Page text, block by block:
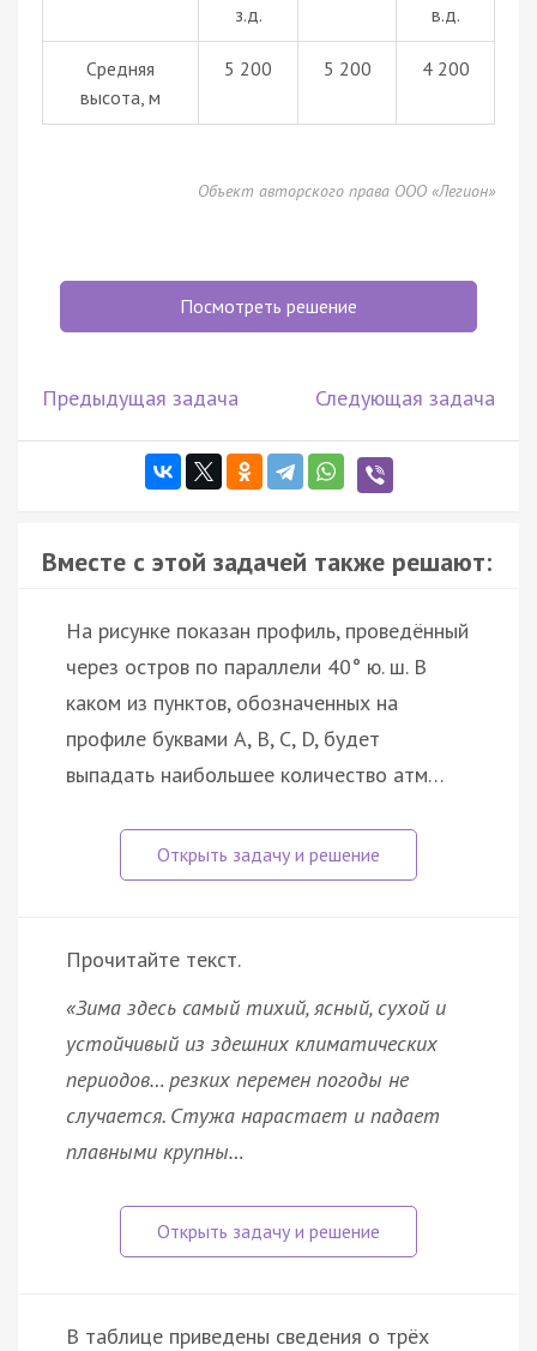
з.д.
в.д.
Средняя
высота, м
5 200 5 200 4 200
Объект авторского права ООО «Легион»
Посмотреть решение
Предыдущая задача Следующая задача
Вместе с этой задачей также решают:
На рисунке показан профиль, проведённый
через остров по параллели 40° ю. ш. В
каком из пунктов, обозначенных на
профиле буквами A, B, C, D, будет
выпадать наибольшее количество атм…
Прочитайте текст.
«Зима здесь самый тихий, ясный, сухой и
устойчивый из здешних климатических
периодов… резких перемен погоды не
случается. Стужа нарастает и падает
плавными крупны…
В таблице приведены сведения о трёх